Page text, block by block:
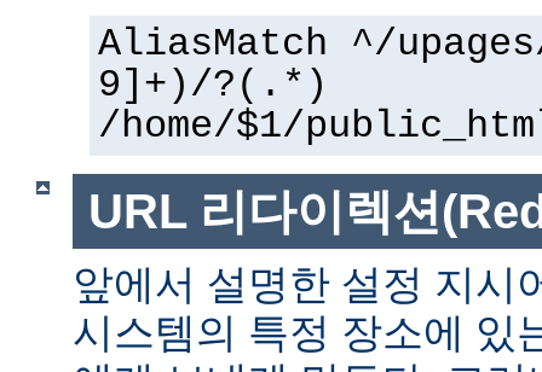
AliasMatch ^/
9]+)/?(.*)
/home/$1/
URL 리다이렉션
앞에서 설명한 설정 지시
시스템의 특정 장소에 있